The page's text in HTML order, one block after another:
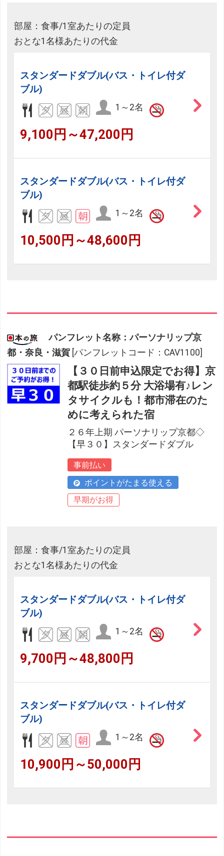
部屋：食事/1室あたりの定員
おとな1名様あたりの代金
スタンダードダブル(バス・トイレ付ダ
ブル)
1～2名
9,100円～47,200円
スタンダードダブル(バス・トイレ付ダ
ブル)
1～2名
10,500円～48,600円
パンフレット名称：パーソナリップ京
都・奈良・滋賀 [パンフレットコード：CAV1100]
【３０日前申込限定でお得】京
都駅徒歩約５分 大浴場有♪レン
タサイクルも！都市滞在のた
めに考えられた宿
２６年上期 パーソナリップ京都◇
【早３０】スタンダードダブル
事前払い
ポイントがたまる使える
早期がお得
部屋：食事/1室あたりの定員
おとな1名様あたりの代金
スタンダードダブル(バス・トイレ付ダ
ブル)
1～2名
9,700円～48,800円
スタンダードダブル(バス・トイレ付ダ
ブル)
1～2名
10,900円～50,000円